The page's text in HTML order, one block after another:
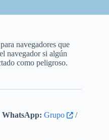
navegadores que
navegador si algún
como peligroso.
WhatsApp: Grupo
/